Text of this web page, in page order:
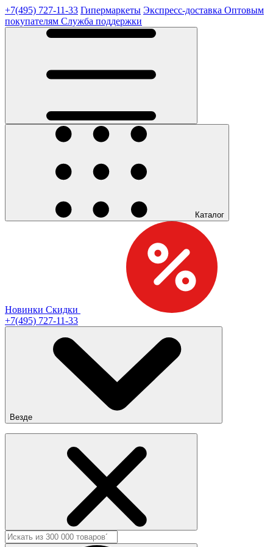
+7(495) 727-11-33 Гипермаркеты Экспресс-доставка Оптовым
покупателям Служба поддержки
Каталог
Новинки Скидки
+7(495) 727-11-33
Везде